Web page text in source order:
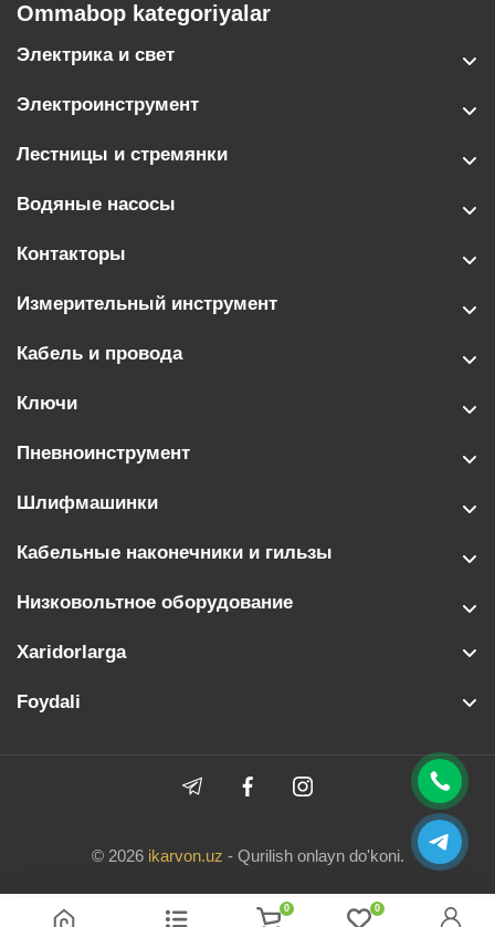
Ommabop kategoriyalar
Электрика и свет
Электроинструмент
Лестницы и стремянки
Водяные насосы
Контакторы
Измерительный инструмент
Кабель и провода
Ключи
Пневноинструмент
Шлифмашинки
Кабельные наконечники и гильзы
Низковольтное оборудование
Xaridorlarga
Foydali
© 2026 ikarvon.uz - Qurilish onlayn do'koni.
0 0